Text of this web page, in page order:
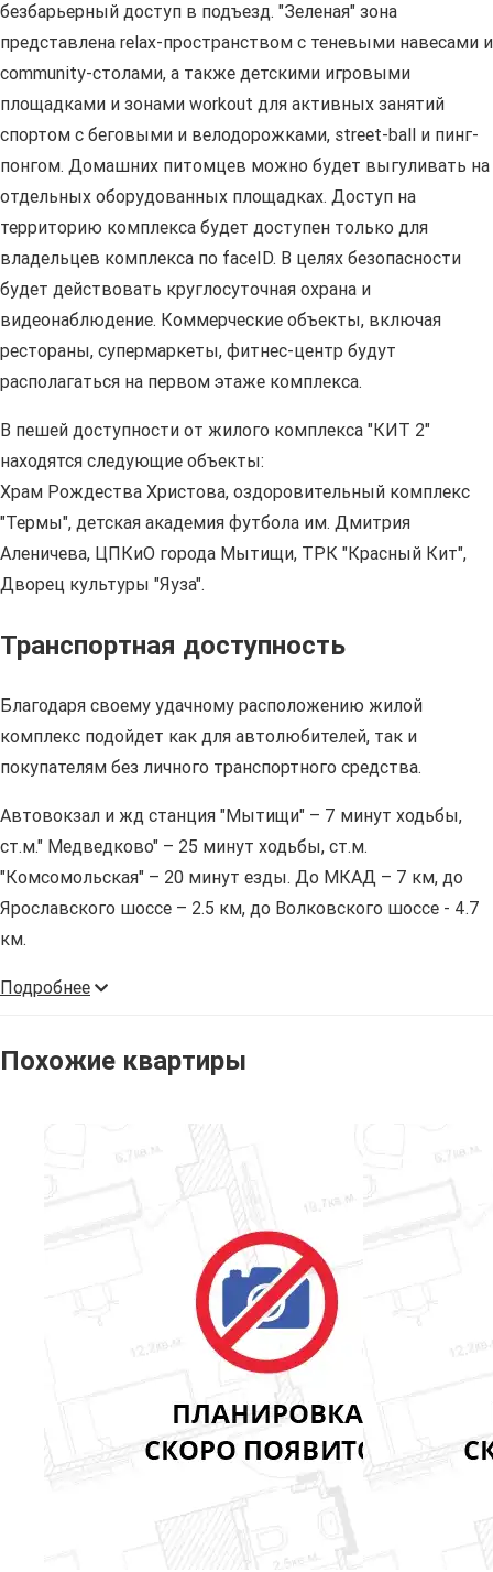
безбарьерный доступ в подъезд. "Зеленая" зона
представлена relax-пространством с теневыми навесами и
community-столами, а также детскими игровыми
площадками и зонами workout для активных занятий
спортом с беговыми и велодорожками, street-ball и пинг-
понгом. Домашних питомцев можно будет выгуливать на
отдельных оборудованных площадках. Доступ на
территорию комплекса будет доступен только для
владельцев комплекса по faceID. В целях безопасности
будет действовать круглосуточная охрана и
видеонаблюдение. Коммерческие объекты, включая
рестораны, супермаркеты, фитнес-центр будут
располагаться на первом этаже комплекса.
В пешей доступности от жилого комплекса "КИТ 2"
находятся следующие объекты:
Храм Рождества Христова, оздоровительный комплекс
"Термы", детская академия футбола им. Дмитрия
Аленичева, ЦПКиО города Мытищи, ТРК "Красный Кит",
Дворец культуры "Яуза".
Транспортная доступность
Благодаря своему удачному расположению жилой
комплекс подойдет как для автолюбителей, так и
покупателям без личного транспортного средства.
Автовокзал и жд станция "Мытищи" – 7 минут ходьбы,
ст.м." Медведково" – 25 минут ходьбы, ст.м.
"Комсомольская" – 20 минут езды. До МКАД – 7 км, до
Ярославского шоссе – 2.5 км, до Волковского шоссе - 4.7
км.
Подробнее
Похожие квартиры